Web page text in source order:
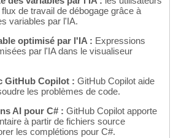
de travail de débogage grâce à
variables par l'IA.
optimisé par l'IA : Expressions
par l'IA dans le visualiseur
GitHub Copilot : GitHub Copilot aide
les problèmes de code.
AI pour C# : GitHub Copilot apporte
à partir de fichiers source
les complétions pour C#.